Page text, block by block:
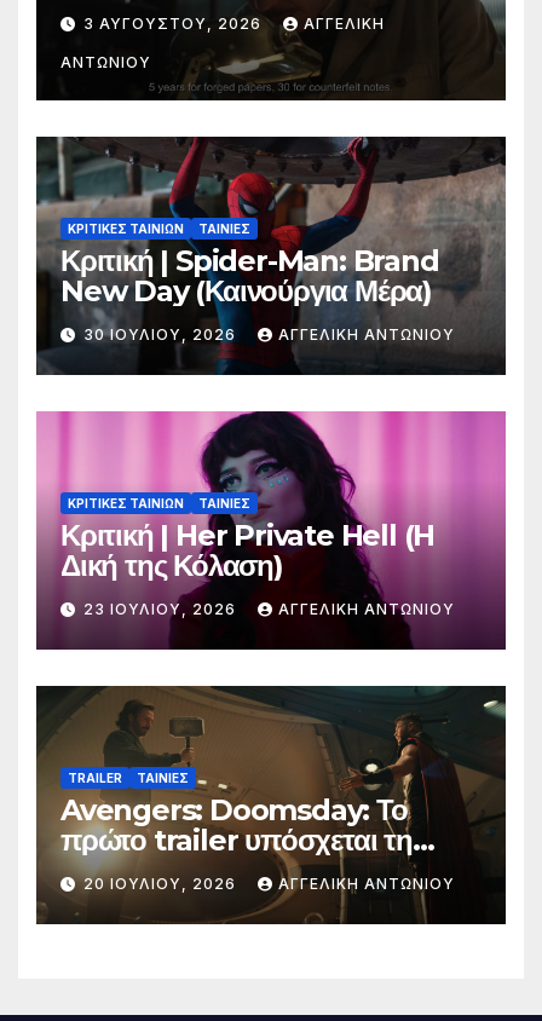
3 ΑΥΓΟΎΣΤΟΥ, 2026 ΑΓΓΕΛΙΚΉ
ΑΝΤΩΝΊΟΥ
ΚΡΙΤΙΚΕΣ ΤΑΙΝΙΩΝ ΤΑΙΝΙΕΣ
Κριτική | Spider-Man: Brand
New Day (Καινούργια Μέρα)
30 ΙΟΥΛΊΟΥ, 2026 ΑΓΓΕΛΙΚΉ ΑΝΤΩΝΊΟΥ
ΚΡΙΤΙΚΕΣ ΤΑΙΝΙΩΝ ΤΑΙΝΙΕΣ
Κριτική | Her Private Hell (H
Δική της Κόλαση)
23 ΙΟΥΛΊΟΥ, 2026 ΑΓΓΕΛΙΚΉ ΑΝΤΩΝΊΟΥ
TRAILER ΤΑΙΝΙΕΣ
Avengers: Doomsday: Το
πρώτο trailer υπόσχεται τη
μεγαλύτερη μάχη στην ιστορία
της Marvel
20 ΙΟΥΛΊΟΥ, 2026 ΑΓΓΕΛΙΚΉ ΑΝΤΩΝΊΟΥ